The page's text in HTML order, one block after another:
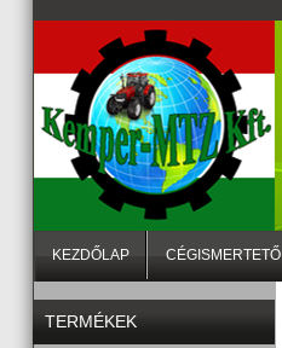
KEZDŐLAP CÉGISMERTETŐ
TERMÉKEK